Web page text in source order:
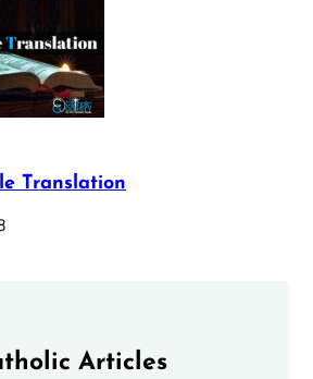
Translation
Articles